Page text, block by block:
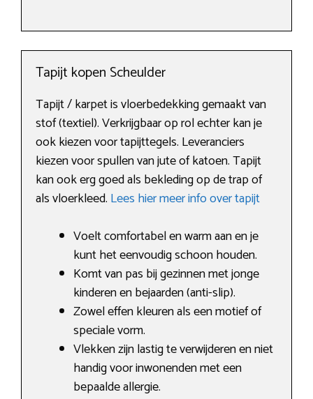
Tapijt kopen Scheulder
Tapijt / karpet is vloerbedekking gemaakt van
stof (textiel). Verkrijgbaar op rol echter kan je
ook kiezen voor tapijttegels. Leveranciers
kiezen voor spullen van jute of katoen. Tapijt
kan ook erg goed als bekleding op de trap of
als vloerkleed. Lees hier meer info over tapijt
Voelt comfortabel en warm aan en je
kunt het eenvoudig schoon houden.
Komt van pas bij gezinnen met jonge
kinderen en bejaarden (anti-slip).
Zowel effen kleuren als een motief of
speciale vorm.
Vlekken zijn lastig te verwijderen en niet
handig voor inwonenden met een
bepaalde allergie.